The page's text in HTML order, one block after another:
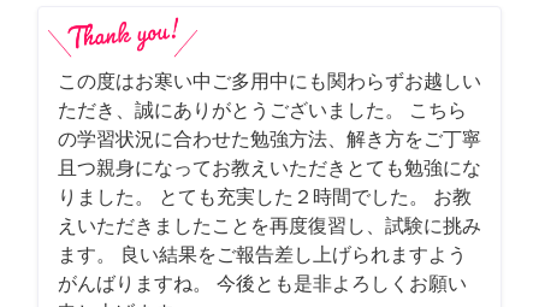
この度はお寒い中ご多用中にも関わらずお越しい
ただき、誠にありがとうございました。 こちら
の学習状況に合わせた勉強方法、解き方をご丁寧
且つ親身になってお教えいただきとても勉強にな
りました。 とても充実した２時間でした。 お教
えいただきましたことを再度復習し、試験に挑み
ます。 良い結果をご報告差し上げられますよう
がんばりますね。 今後とも是非よろしくお願い